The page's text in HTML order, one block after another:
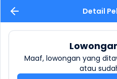
Detail
Maaf, lowongan yang
atau